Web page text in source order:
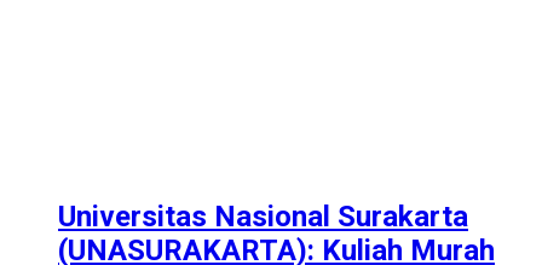
Universitas Nasional Surakarta
(UNASURAKARTA): Kuliah Murah